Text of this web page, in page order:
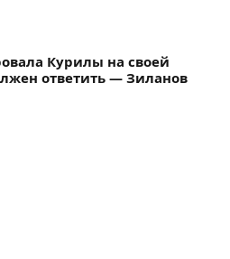
Курилы на своей
ответить — Зиланов